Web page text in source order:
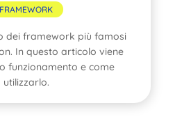
FRAMEWORK
dei framework più famosi
In questo articolo viene
funzionamento e come
utilizzarlo.